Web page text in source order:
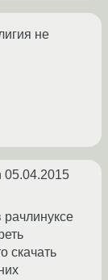
не
05.04.2015
скачать